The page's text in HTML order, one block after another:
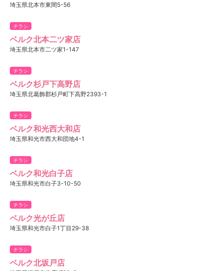
埼玉県北本市東間5-56
チラシ
ベルク北本二ツ家店
埼玉県北本市二ツ家1-147
チラシ
ベルク杉戸下高野店
埼玉県北葛飾郡杉戸町下高野2393-1
チラシ
ベルク和光西大和店
埼玉県和光市西大和団地4-1
チラシ
ベルク和光白子店
埼玉県和光市白子3-10-50
チラシ
ベルク光が丘店
埼玉県和光市白子1丁目29-38
チラシ
ベルク北坂戸店